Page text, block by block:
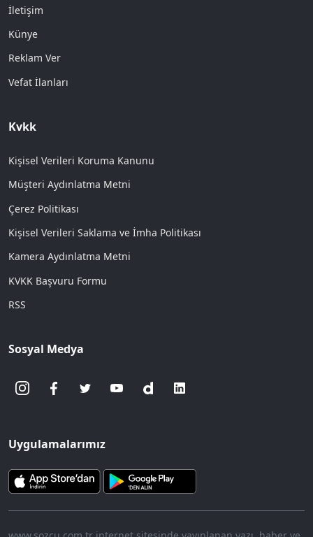
İletişim
Künye
Reklam Ver
Vefat İlanları
Kvkk
Kişisel Verileri Koruma Kanunu
Müşteri Aydınlatma Metni
Çerez Politikası
Kişisel Verileri Saklama ve İmha Politikası
Kamera Aydınlatma Metni
KVKK Başvuru Formu
RSS
Sosyal Medya
Uygulamalarımız